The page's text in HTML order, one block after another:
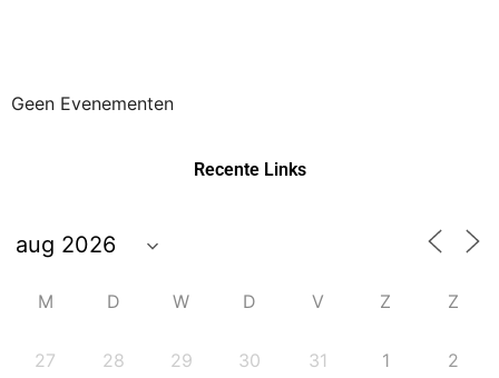
Geen Evenementen
Recente Links
M D W D V Z Z
27 28 29 30 31 1 2